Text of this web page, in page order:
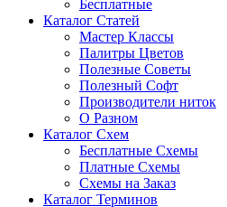
Бесплатные
Каталог Статей
Мастер Классы
Палитры Цветов
Полезные Советы
Полезный Софт
Производители ниток
О Разном
Каталог Схем
Бесплатные Схемы
Платные Схемы
Схемы на Заказ
Каталог Терминов